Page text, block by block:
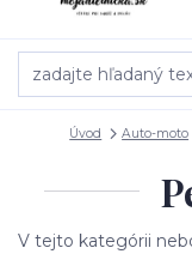
Úvod Auto-moto
V tejto kategórii